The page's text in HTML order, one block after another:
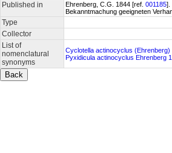
Published in Ehrenberg, C.G. 1844 [ref. 001185].
Bekanntmachung geeigneten
Type
Collector
List of
nomenclatural
synonyms
Cyclotella actinocyclus (Ehrenberg)
Pyxidicula actinocyclus Ehrenberg